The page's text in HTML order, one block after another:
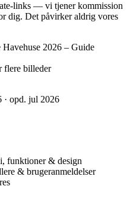
links — vi tjener kommission
dig. Det påvirker aldrig vores
flere billeder
· opd. jul 2026
funktioner & design
& brugeranmeldelser